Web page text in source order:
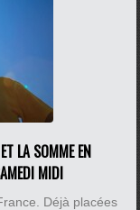
LA SOMME EN
MIDI
Déjà placées